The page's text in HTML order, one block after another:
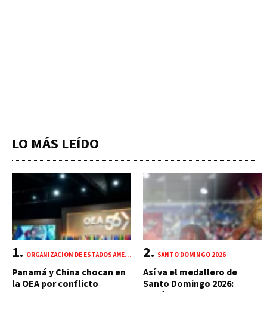
LO MÁS LEÍDO
ORGANIZACIÓN DE ESTADOS AMERICANOS (OEA)
Panamá y China chocan en
la OEA por conflicto
portuario y mercante
SANTO DOMINGO 2026
Así va el medallero de
Santo Domingo 2026:
República Dominicana